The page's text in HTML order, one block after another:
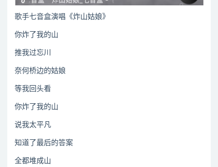
歌手七音盒演唱《炸山姑娘》
你炸了我的山
推我过忘川
奈何桥边的姑娘
等我回头看
你炸了我的山
说我太平凡
知道了最后的答案
全都堆成山